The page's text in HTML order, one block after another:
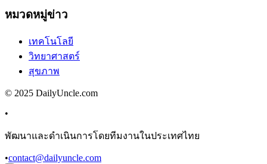
หมวดหมู่ข่าว
เทคโนโลยี
วิทยาศาสตร์
สุขภาพ
© 2025 DailyUncle.com
•
พัฒนาและดำเนินการโดยทีมงานในประเทศไทย
•contact@dailyuncle.com